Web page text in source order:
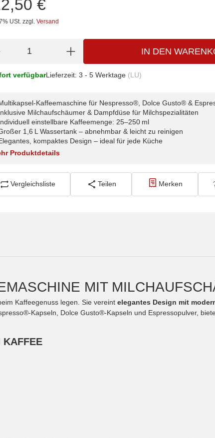
€
USt. zzgl. Versand
IN DEN
verfügbarLieferzeit: 3 - 5 Werktage (LU)
Kaffeemaschine für Nespresso®, Dolce Gusto® &
Milchaufschäumer & Dampfdüse für Milchspezialitäten
einstellbare Kaffeemenge: 25–250 ml
1,6 L Wassertank – abnehmbar & leicht zu reinigen
kompaktes Design – ideal für jede Küche
Produktdetails
Vergleichsliste Teilen Merken
MIT
Kaffeegenuss legen. Sie vereint elegantes Design mit
Kapseln, Dolce Gusto®-Kapseln und Espressopulver,
KAFFEE